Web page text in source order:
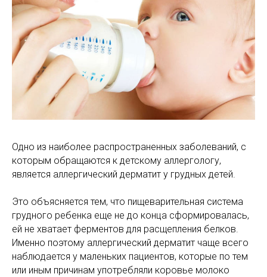
Одно из наиболее распространенных заболеваний, с
которым обращаются к детскому аллергологу,
является аллергический дерматит у грудных детей.
Это объясняется тем, что пищеварительная система
грудного ребенка еще не до конца сформировалась,
ей не хватает ферментов для расщепления белков.
Именно поэтому аллергический дерматит чаще всего
наблюдается у маленьких пациентов, которые по тем
или иным причинам употребляли коровье молоко